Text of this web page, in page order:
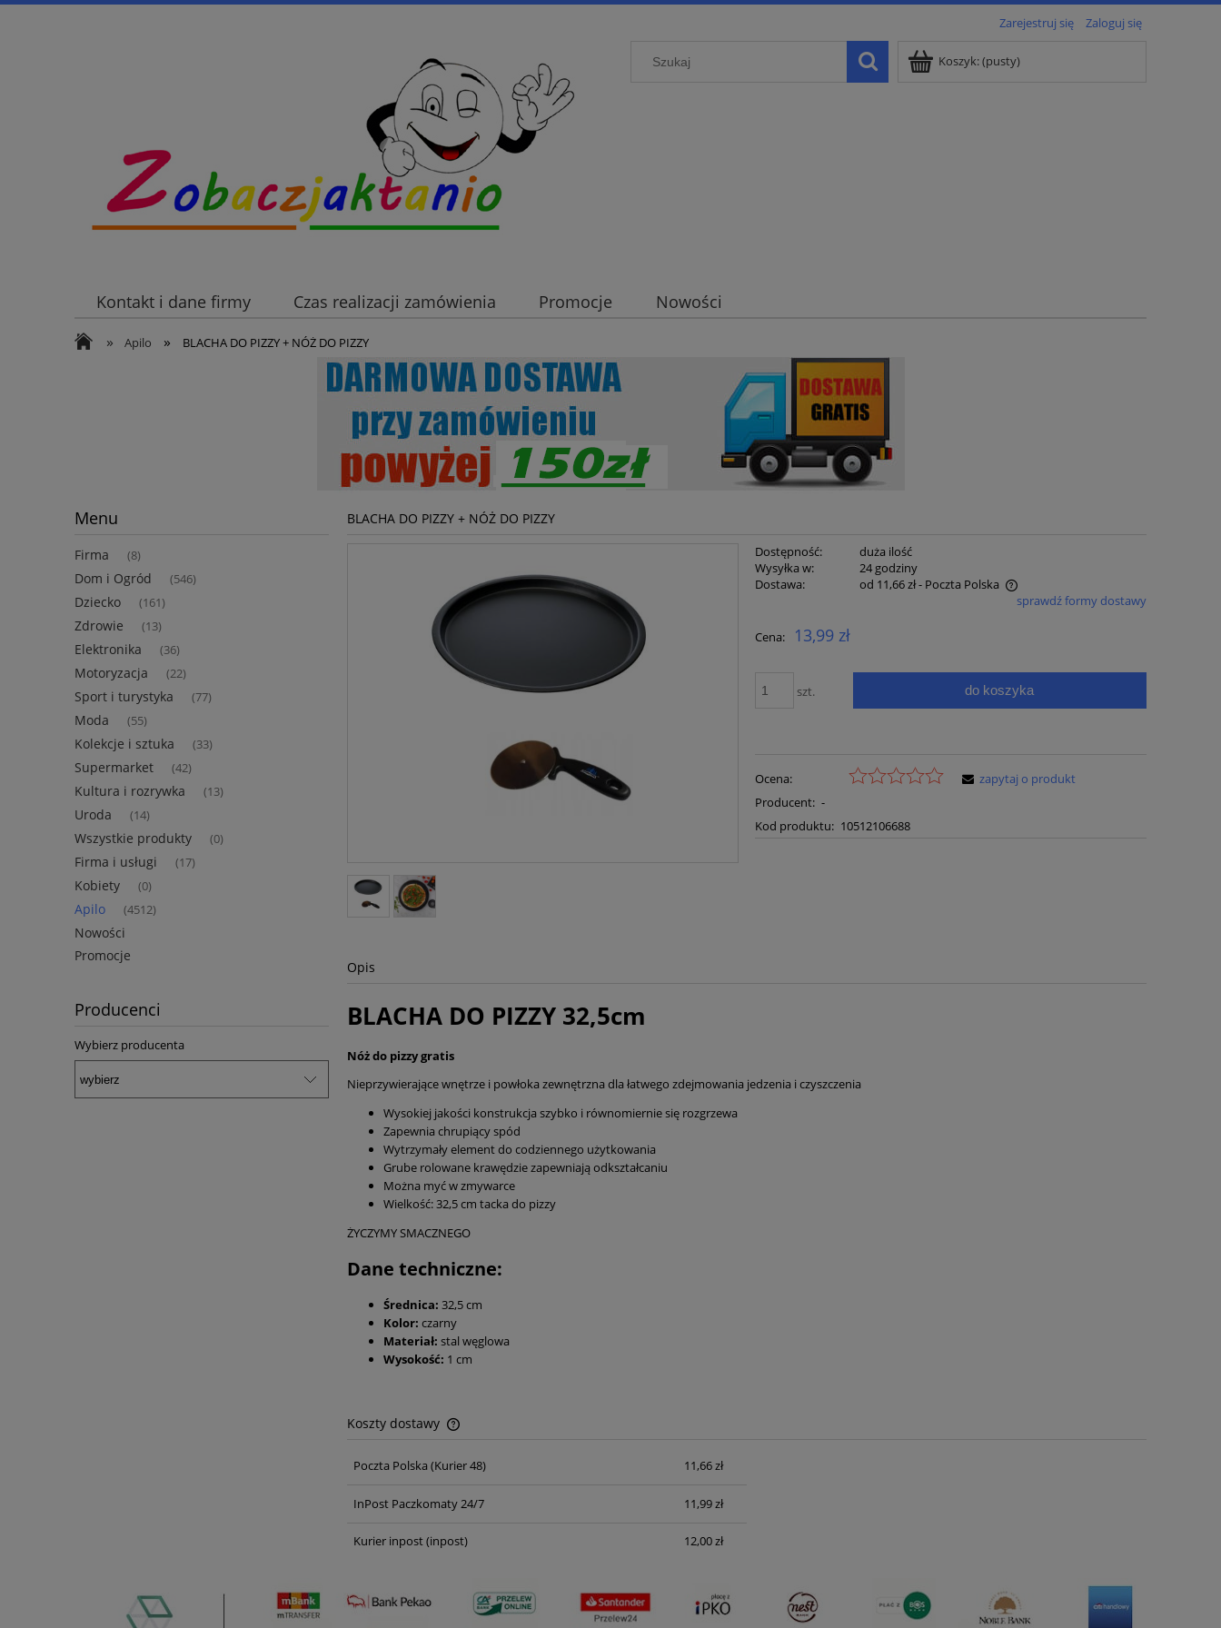
Zarejestruj się Zaloguj się
Koszyk:(pusty)
Kontakt i dane firmy Czas realizacji zamówienia Promocje Nowości
» Apilo » BLACHA DO PIZZY + NÓŻ DO PIZZY
Menu
Firma (8)
Dom i Ogród (546)
Dziecko (161)
Zdrowie (13)
Elektronika (36)
Motoryzacja (22)
Sport i turystyka (77)
Moda (55)
Kolekcje i sztuka (33)
Supermarket (42)
Kultura i rozrywka (13)
Uroda (14)
Wszystkie produkty (0)
Firma i usługi (17)
Kobiety (0)
Apilo (4512)
Nowości
Promocje
Producenci
Wybierz producenta
BLACHA DO PIZZY + NÓŻ DO PIZZY
Dostępność:
duża ilość
Wysyłka w:
24 godziny
Dostawa:
od 11,66 zł- Poczta Polska
płatności
sprawdź formy dostawy
Cena: 13,99 zł
szt. do koszyka
Ocena:
Producent: -
Kod produktu: 10512106688
zapytaj o produkt
Opis
BLACHA DO PIZZY 32,5cm
Nóż do pizzy gratis
Nieprzywierające wnętrze i powłoka zewnętrzna dla łatwego zdejmowania jedzenia i czyszczenia
Wysokiej jakości konstrukcja szybko i równomiernie się rozgrzewa
Zapewnia chrupiący spód
Wytrzymały element do codziennego użytkowania
Grube rolowane krawędzie zapewniają odkształcaniu
Można myć w zmywarce
Wielkość: 32,5 cm tacka do pizzy
ŻYCZYMY SMACZNEGO
Dane techniczne:
Średnica: 32,5 cm
Kolor: czarny
Materiał: stal węglowa
Wysokość: 1 cm
Koszty dostawy
Cena nie zawiera ewentualnych kosztów
Poczta Polska (Kurier 48) 11,66 zł
InPost Paczkomaty 24/7 11,99 zł
Kurier inpost(inpost) 12,00 zł